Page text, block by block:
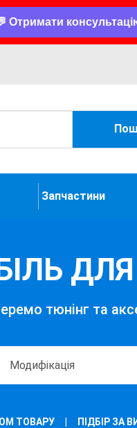
Отримати
Запчастини
тюнінг та
ТОВАРУ ПІДБІР ЗА